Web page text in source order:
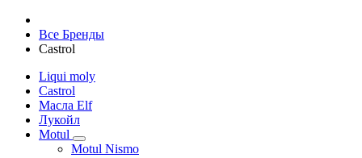
Все Бренды
Castrol
Liqui moly
Castrol
Масла Elf
Лукойл
Motul
Motul Nismo